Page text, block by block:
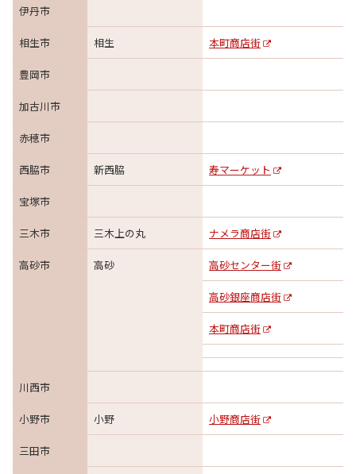
伊丹市
相生市 相生 本町商店街
豊岡市
加古川市
赤穂市
西脇市 新西脇 寿マーケット
宝塚市
三木市 三木上の丸 ナメラ商店街
高砂市 高砂 高砂センター街
高砂銀座商店街
本町商店街
川西市
小野市 小野 小野商店街
三田市